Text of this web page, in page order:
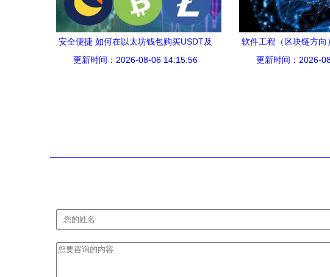
安全便捷 如何在以太坊钱包购买USDT及
相关区块链服务指南
更新时间：2026-08-06 14:15:56
软件工程（区块链方向
聚焦于区块链技术与
更新时间：2026-